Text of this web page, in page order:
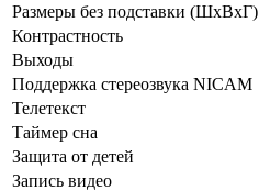
Размеры без подставки (ШxВxГ)
Контрастность
Выходы
Поддержка стереозвука NICAM
Телетекст
Таймер сна
Защита от детей
Запись видео